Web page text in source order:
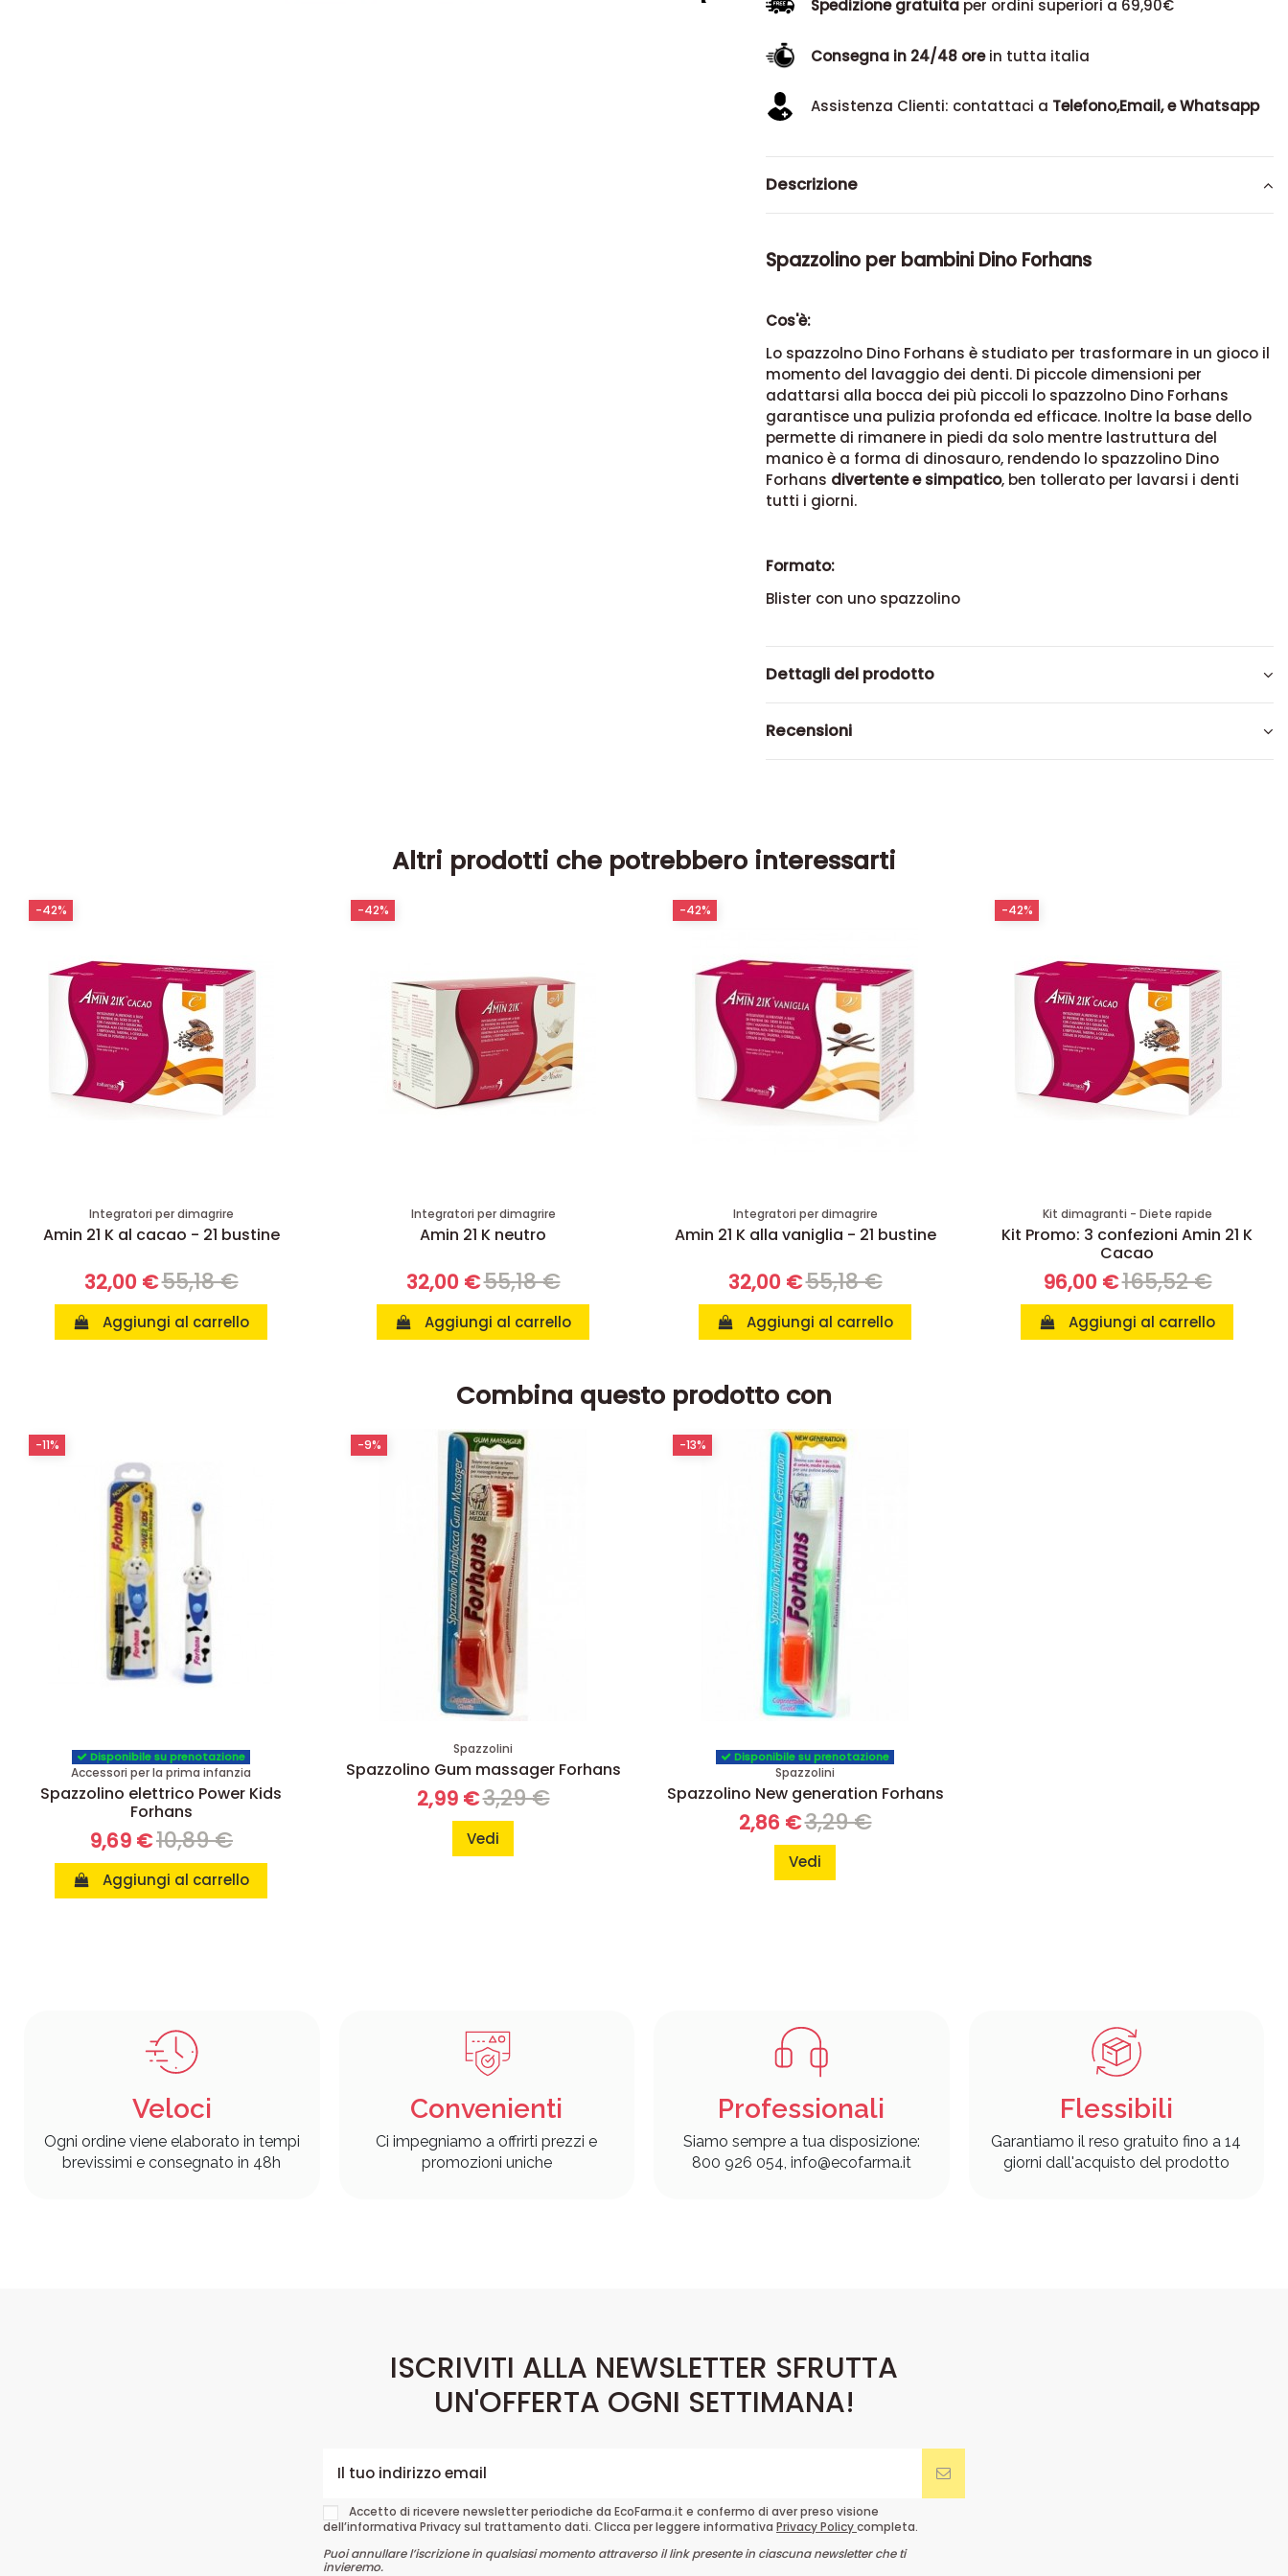
Spedizione gratuitaper ordini superiori a 69,90€
Consegna in 24/48 orein tutta italia
Assistenza Clienti: contattaci a Telefono,Email, e Whatsapp
Descrizione
Spazzolino per bambini Dino Forhans
Cos'è:
Lo spazzolno Dino Forhans è studiato per trasformare in un gioco il
momento del lavaggio dei denti. Di piccole dimensioni per
adattarsi alla bocca dei più piccoli lo spazzolno Dino Forhans
garantisceuna pulizia profonda ed efficace. Inoltre la base dello
permette di rimanere in piedi da solo mentre lastruttura del
manico è a forma di dinosauro, rendendo lo spazzolino Dino
Forhans divertente e simpatico, ben tollerato per lavarsi i denti
tutti i giorni.
Formato:
Blister con uno spazzolino
Dettagli del prodotto
Recensioni
Altri prodotti che potrebbero interessarti
Integratori per dimagrire
Amin 21 K al cacao - 21 bustine
32,00 €55,18 €
Aggiungi al carrello
-42%
Integratori per dimagrire
Amin 21 K neutro
32,00 €55,18 €
Aggiungi al carrello
-42%
Integratori per dimagrire
Amin 21 K alla vaniglia - 21 bustine
32,00 €55,18 €
Aggiungi al carrello
-42%
Kit dimagranti - Diete rapide
Kit Promo: 3 confezioni Amin 21 K
Cacao
96,00 €165,52 €
Aggiungi al carrello
-42%
Combina questo prodotto con
Disponibile su prenotazione
Accessori per la prima infanzia
Spazzolino elettrico Power Kids
Forhans
9,69 €10,89 €
Aggiungi al carrello
-11%
Spazzolini
Spazzolino Gum massager Forhans
2,99 €3,29 €
Vedi
-9%
Disponibile su prenotazione
Spazzolini
Spazzolino New generation Forhans
2,86 €3,29 €
Vedi
-13%
Veloci
Ogni ordine viene elaborato in tempi
brevissimi e consegnato in 48h
Convenienti
Ci impegniamo a offrirti prezzi e
promozioni uniche
Professionali
Siamo sempre a tua disposizione:
800 926 054, info@ecofarma.it
Flessibili
Garantiamo il reso gratuito fino a 14
giorni dall'acquisto del prodotto
ISCRIVITI ALLA NEWSLETTER SFRUTTA
UN'OFFERTA OGNI SETTIMANA!
Accetto di ricevere newsletter periodiche da EcoFarma.it e confermo di aver preso visione
dell’informativa Privacy sul trattamento dati. Clicca per leggere informativa Privacy Policycompleta.
Puoi annullare l’iscrizione in qualsiasi momento attraverso il link presente in ciascuna newsletter che ti
invieremo.